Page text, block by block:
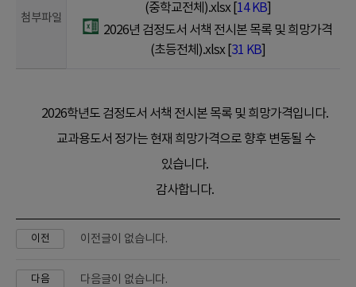
첨부파일
(중학교전체).xlsx [ 14 KB]
2026년 검정도서 서책 전시본 목록 및 희망가격
(초등전체).xlsx [ 31 KB]
2026학년도 검정도서 서책 전시본 목록 및 희망가격입니다.
교과용도서 정가는 현재 희망가격으로 향후 변동될 수
있습니다.
감사합니다.
이전 이전글이 없습니다.
다음 다음글이 없습니다.